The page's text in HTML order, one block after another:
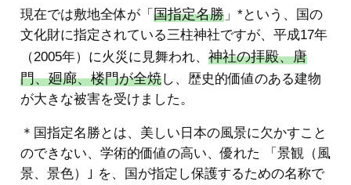
現在では敷地全体が「 国指定名勝 」*という、国の
文化財に指定されている三柱神社ですが、平成17年
（2005年）に火災に見舞われ、 神社の拝殿、唐
門、廻廊、楼門が全焼し、歴史的価値のある建物
が大きな被害を受けました。
＊国指定名勝とは、美しい日本の風景に欠かすこと
のできない、学術的価値の高い、優れた 「景観（風
景、景色）｣ を、国が指定し保護するための名称で